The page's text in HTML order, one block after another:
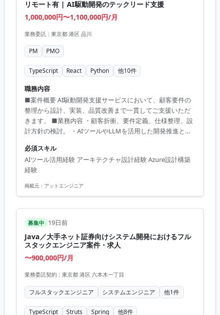
リモート有 | AI駆動開発のテックリード支援
1,000,000円〜1,100,000円/月
業務委託 | 東京都 港区 品川
PM PMO
TypeScript React Python 他10件
職務内容
■案件概要 AI駆動開発支援サービスにおいて、顧客要件の
整理から設計、実装、品質改善まで一貫してご支援いただ
きます。 ■業務内容 ・顧客折衝、要件定義、仕様整理、設
計方針の検討。 ・AIツールやLLMを活用した開発推進とコ
設計。 ・インフラ構成検討および開発基盤の整備。 ■開発
環境 TypeScript, Go, Python, React, Next.js, Azure, AWS,
GCP, Docker, Terraform, PostgreSQL
必須スキル
AIツール活用経験 アーキテクチャ設計経験 Azure設計構築
経験
掲載元： アットエンジニア
募集中 19日前
Java／大手ネット証券向けシステム開発におけるフル
スタックエンジニア案件・求人
〜900,000円/月
業務委託契約 | 東京都 港区 六本木一丁目
フルスタックエンジニア システムエンジニア 他1件
TypeScript Struts Spring 他8件